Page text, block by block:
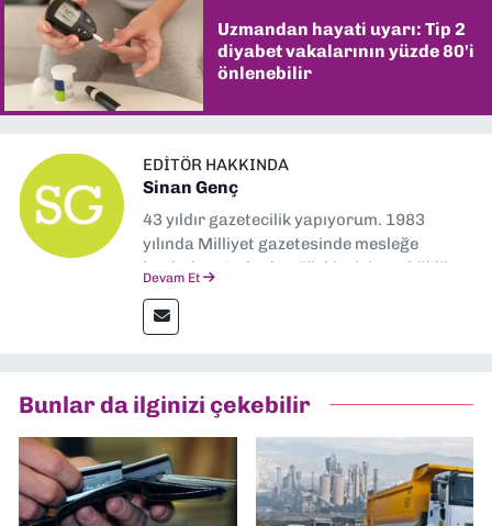
Uzmandan hayati uyarı: Tip 2
diyabet vakalarının yüzde 80'i
önlenebilir
EDITÖR HAKKINDA
Sinan Genç
43 yıldır gazetecilik yapıyorum. 1983
yılında Milliyet gazetesinde mesleğe
başladım. Ardından Türkiye’nin en köklü
muhabir, editör, müdür yardımcısı ve spor
müdürü olarak görev yaptım. Ayrıca Yeni
Gazetesi'nde editörlük yapıyorum
Devam Et
Bunlar da ilginizi çekebilir